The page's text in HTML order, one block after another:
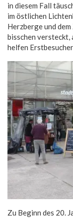
in diesem Fall
im östlichen
Herzberge und
bisschen versteckt,
helfen
Zu Beginn des 20.